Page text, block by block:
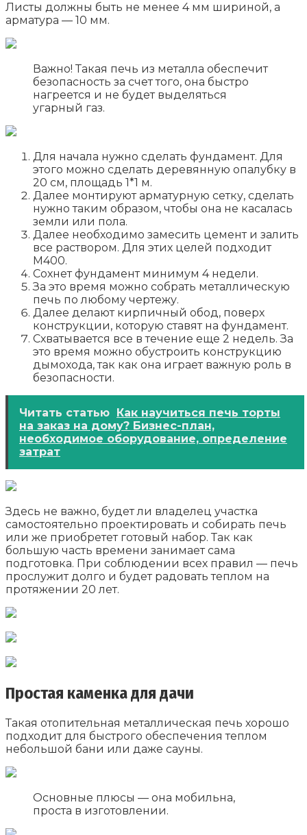
Листы должны быть не менее 4 мм шириной, а
арматура — 10 мм.
Важно! Такая печь из металла обеспечит
безопасность за счет того, она быстро
нагреется и не будет выделяться
угарный газ.
Для начала нужно сделать фундамент. Для
этого можно сделать деревянную опалубку в
20 см, площадь 1*1 м.
Далее монтируют арматурную сетку, сделать
нужно таким образом, чтобы она не касалась
земли или пола.
Далее необходимо замесить цемент и залить
все раствором. Для этих целей подходит
М400.
Сохнет фундамент минимум 4 недели.
За это время можно собрать металлическую
печь по любому чертежу.
Далее делают кирпичный обод, поверх
конструкции, которую ставят на фундамент.
Схватывается все в течение еще 2 недель. За
это время можно обустроить конструкцию
дымохода, так как она играет важную роль в
безопасности.
Читать статью
Как научиться печь торты
на заказ на дому? Бизнес-план,
необходимое оборудование, определение
затрат
Здесь не важно, будет ли владелец участка
самостоятельно проектировать и собирать печь
или же приобретет готовый набор. Так как
большую часть времени занимает сама
подготовка. При соблюдении всех правил — печь
прослужит долго и будет радовать теплом на
протяжении 20 лет.
Простая каменка для дачи
Такая отопительная металлическая печь хорошо
подходит для быстрого обеспечения теплом
небольшой бани или даже сауны.
Основные плюсы — она мобильна,
проста в изготовлении.